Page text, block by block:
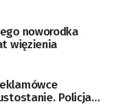
noworodka
więzienia
Policja